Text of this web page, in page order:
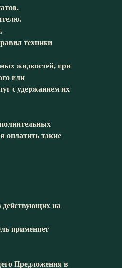
техники
жидкостей, при
или
с удержанием их
оплатить такие
действующих на
применяет
Предложения в